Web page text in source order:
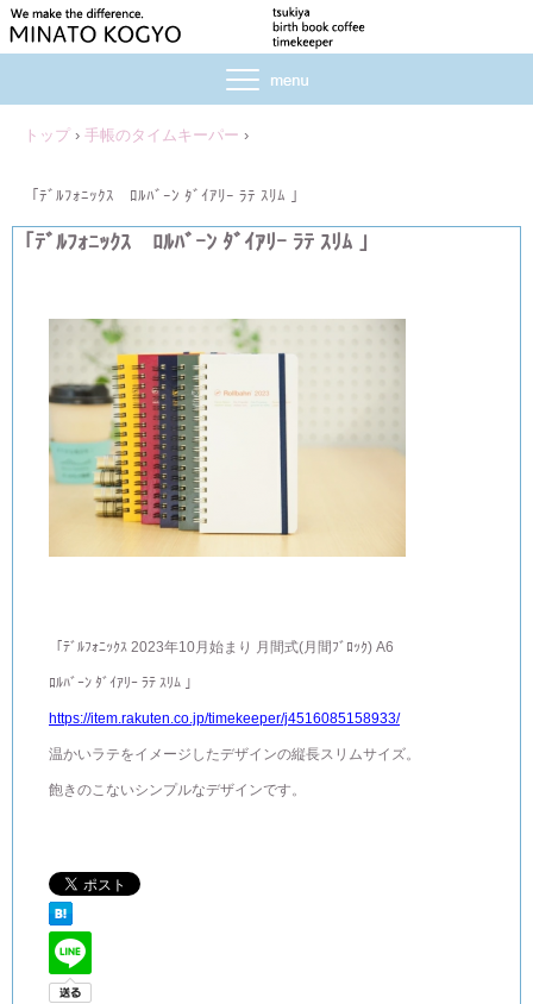
トップ › 手帳のタイムキーパー ›
「ﾃﾞﾙﾌｫﾆｯｸｽ ﾛﾙﾊﾞｰﾝ ﾀﾞｲｱﾘｰ ﾗﾃ ｽﾘﾑ 」
「ﾃﾞﾙﾌｫﾆｯｸｽ ﾛﾙﾊﾞｰﾝ ﾀﾞｲｱﾘｰ ﾗﾃ ｽﾘﾑ 」
「ﾃﾞﾙﾌｫﾆｯｸｽ 2023年10月始まり 月間式(月間ﾌﾞﾛｯｸ) A6
ﾛﾙﾊﾞｰﾝ ﾀﾞｲｱﾘｰ ﾗﾃ ｽﾘﾑ 」
https://item.rakuten.co.jp/timekeeper/j4516085158933/
温かいラテをイメージしたデザインの縦長スリムサイズ。
飽きのこないシンプルなデザインです。